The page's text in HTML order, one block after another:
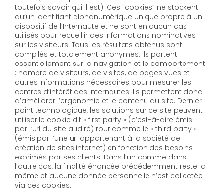
toutefois savoir qui il est). Ces “cookies” ne stockent
qu’un identifiant alphanumérique unique propre à un
dispositif de l’Internaute et ne sont en aucun cas
utilisés pour recueillir des informations nominatives
sur les visiteurs. Tous les résultats obtenus sont
compilés et totalement anonymes. Ils portent
essentiellement sur la navigation et le comportement
: nombre de visiteurs, de visites, de pages vues et
autres informations nécessaires pour mesurer les
centres d’intérêt des Internautes. Ils permettent donc
d’améliorer l’ergonomie et le contenu du site. Dernier
point technologique, les solutions sur ce site peuvent
utiliser le cookie dit « first party » (c’est-à-dire émis
par l’url du site audité) tout comme le « third party »
(émis par l’une url appartenant à la société de
création de sites internet) en fonction des besoins
exprimés par ses clients. Dans l’un comme dans
l’autre cas, la finalité énoncée précédemment reste la
même et aucune donnée personnelle n’est collectée
via ces cookies.